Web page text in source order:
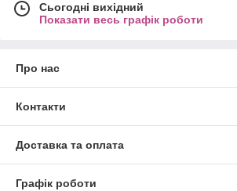
Сьогодні вихідний
Показати весь графік роботи
Про нас
Контакти
Доставка та оплата
Графік роботи